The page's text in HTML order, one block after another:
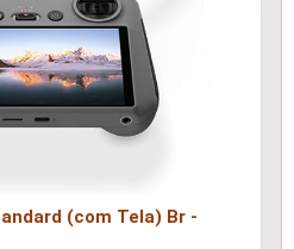
(com Tela) Br -